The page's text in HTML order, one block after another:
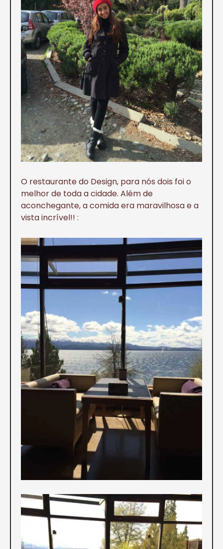
O restaurante do Design, para nós dois foi o
melhor de toda a cidade. Além de
aconchegante, a comida era maravilhosa e a
vista incrível!! :